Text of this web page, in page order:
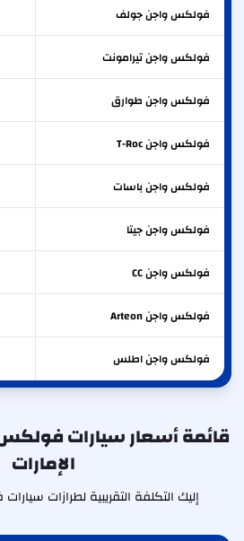
فولكس واجنجولف
فولكس واجنتيرامونت
فولكس واجن طوارق
فولكس واجنT-Roc
فولكس واجن باسات
فولكس واجنجيتا
فولكس واجنCC
فولكس واجنArteon
فولكس واجناطلس
قائمة أسعار سيارات
الإمارات
إليك التكلفة التقريبية لطرازات